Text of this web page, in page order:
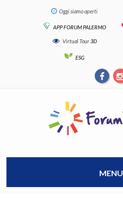
Oggi siamo aperti
APP FORUM PALERMO
Virtual Tour3D
ESG
MENU